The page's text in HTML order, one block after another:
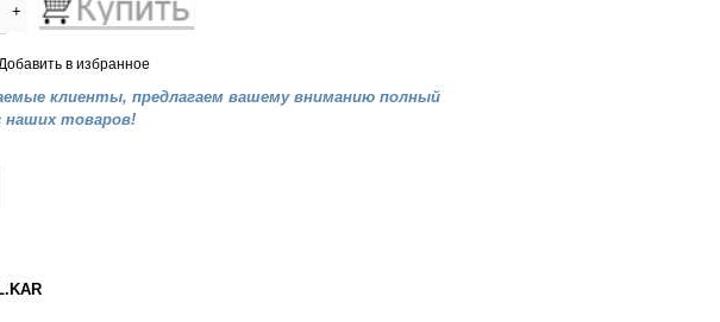
+
в избранное
клиенты, предлагаем вашему вниманию полный
наших товаров!